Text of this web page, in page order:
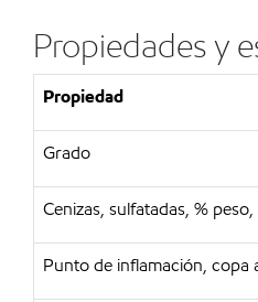
Propiedades y
Propiedad
Grado
Cenizas, sulfatadas, %
Punto de inflamación, copa